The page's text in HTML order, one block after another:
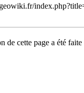
de cette page a été